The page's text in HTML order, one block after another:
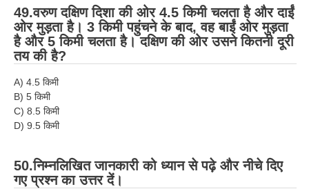
49.वरुण दक्षिण दिशा की ओर 4.5 किमी चलता है और दाईं
ओर मुड़ता है। 3 किमी पहुंचने के बाद, वह बाईं ओर मुड़ता
है और 5 किमी चलता है। दक्षिण की ओर उसने कितनी दूरी
तय की है?
A) 4.5 किमी
B) 5 किमी
C) 8.5 किमी
D) 9.5 किमी
50.निम्नलिखित जानकारी को ध्यान से पढ़े और नीचे दिए
गए प्रश्न का उत्तर दें।